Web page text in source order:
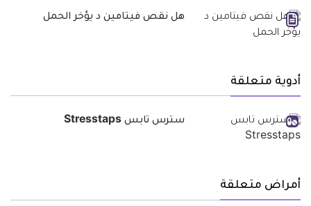
هل نقص فيتامين د يؤخر الحمل
أدوية متعلقة
سترس تابس Stresstaps
أمراض متعلقة